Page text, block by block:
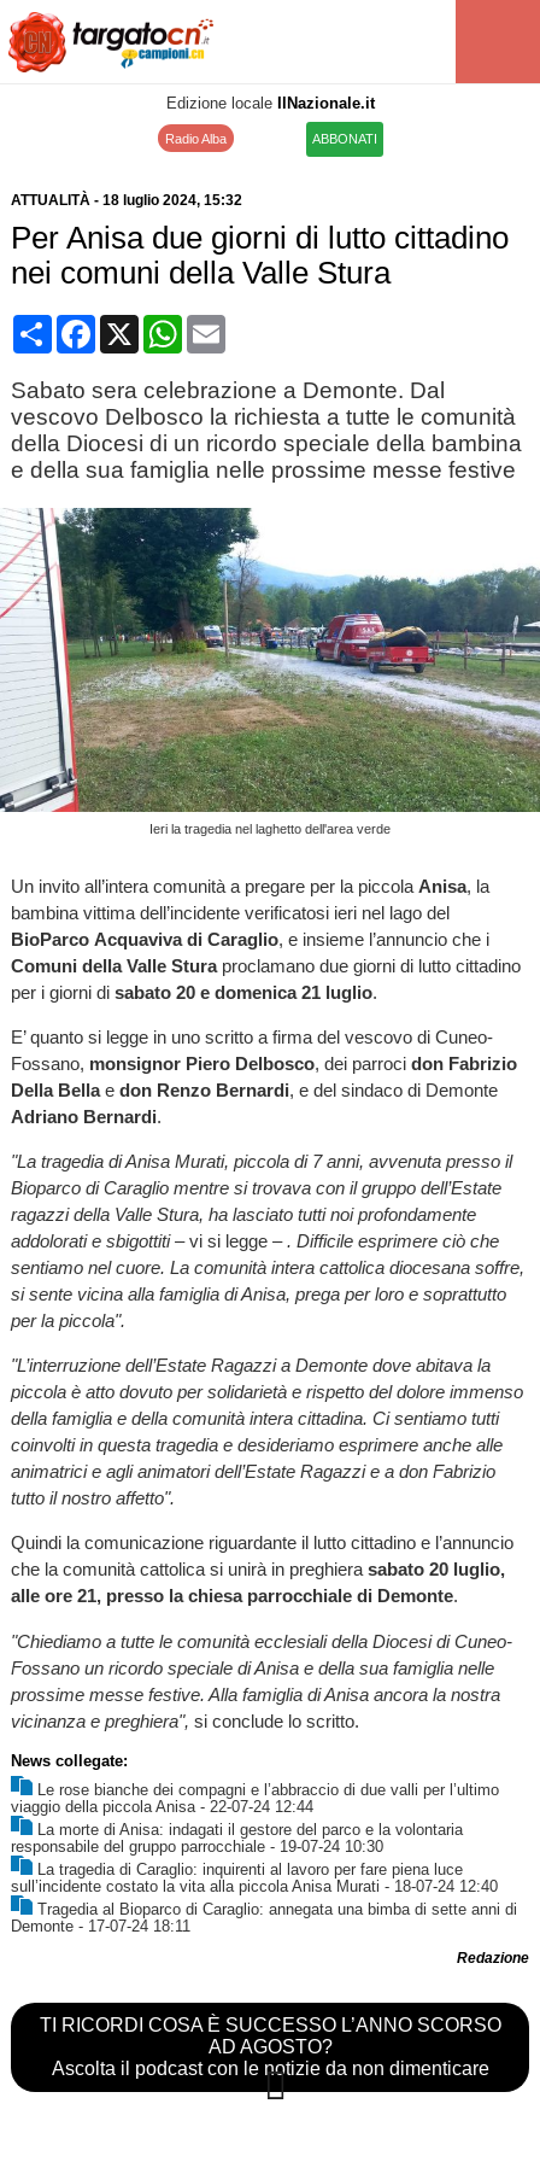
Edizione locale IlNazionale.it
Radio Alba ABBONATI
ATTUALITÀ- 18 luglio 2024, 15:32
Per Anisa due giorni di lutto cittadino
nei comuni della Valle Stura
CondividiFacebook
X WhatsApp
Email
Sabato sera celebrazione a Demonte. Dal
vescovo Delbosco la richiesta a tutte le comunità
della Diocesi di un ricordo speciale della bambina
e della sua famiglia nelle prossime messe festive
Ieri la tragedia nel laghetto dell'area verde
Un invito all’intera comunità a pregare per la piccola Anisa, la
bambina vittima dell’incidente verificatosi ieri nel lago del
BioParco Acquaviva di Caraglio, e insieme l’annuncio che i
Comuni della Valle Sturaproclamano due giorni di lutto cittadino
per i giorni di sabato 20 e domenica 21 luglio.
E’ quanto si legge in uno scritto a firma del vescovo di Cuneo-
Fossano, monsignor Piero Delbosco, dei parroci don Fabrizio
Della Bellae don Renzo Bernardi, e del sindaco di Demonte
Adriano Bernardi.
"La tragedia di Anisa Murati, piccola di 7 anni, avvenuta presso il
Bioparco di Caraglio mentre si trovava con il gruppo dell’Estate
ragazzi della Valle Stura, ha lasciato tutti noi profondamente
addolorati e sbigottiti –vi si legge – . Difficile esprimere ciò che
sentiamo nel cuore. La comunità intera cattolica diocesana soffre,
si sente vicina alla famiglia di Anisa, prega per loro e soprattutto
per la piccola".
"L’interruzione dell’Estate Ragazzi a Demonte dove abitava la
piccola è atto dovuto per solidarietà e rispetto del dolore immenso
della famiglia e della comunità intera cittadina. Ci sentiamo tutti
coinvolti in questa tragedia e desideriamo esprimere anche alle
animatrici e agli animatori dell’Estate Ragazzi e a don Fabrizio
tutto il nostro affetto".
Quindi la comunicazione riguardante il lutto cittadino e l’annuncio
che la comunità cattolica si unirà in preghierasabato 20 luglio,
alle ore 21, presso la chiesa parrocchiale di Demonte.
"Chiediamo a tutte le comunità ecclesiali della Diocesi di Cuneo-
Fossano un ricordo speciale di Anisa e della sua famiglia nelle
prossime messe festive. Alla famiglia di Anisa ancora la nostra
vicinanza e preghiera", si conclude lo scritto.
News collegate:
Le rose bianche dei compagni e l’abbraccio di due valli per l’ultimo
viaggio della piccola Anisa- 22-07-24 12:44
La morte di Anisa: indagati il gestore del parco e la volontaria
responsabile del gruppo parrocchiale- 19-07-24 10:30
La tragedia di Caraglio: inquirenti al lavoro per fare piena luce
sull’incidente costato la vita alla piccola Anisa Murati - 18-07-24 12:40
Tragedia al Bioparco di Caraglio: annegata una bimba di sette anni di
Demonte- 17-07-24 18:11
Redazione
TI RICORDI COSA È SUCCESSO L’ANNO SCORSO
AD AGOSTO?
Ascolta il podcast con le notizie da non dimenticare